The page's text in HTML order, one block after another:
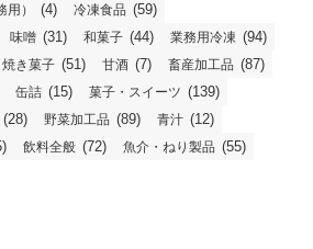
） (4) 冷凍食品 (59)
味噌 (31) 和菓子 (44) 業務用冷凍 (94)
焼き菓子 (51) 甘酒 (7) 畜産加工品 (87)
缶詰 (15) 菓子・スイーツ (139)
(28) 野菜加工品 (89) 青汁 (12)
飲料全般 (72) 魚介・ねり製品 (55)